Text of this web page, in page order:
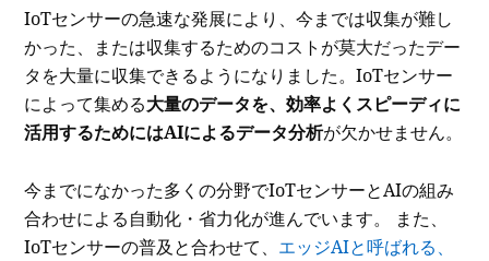
IoTセンサーの急速な発展により、今までは収集が難し
かった、または収集するためのコストが莫大だったデー
タを大量に収集できるようになりました。IoTセンサー
によって集める大量のデータを、効率よくスピーディに
活用するためにはAIによるデータ分析が欠かせません。
今までになかった多くの分野でIoTセンサーとAIの組み
合わせによる自動化・省力化が進んでいます。 また、
IoTセンサーの普及と合わせて、 エッジAIと呼ばれる、